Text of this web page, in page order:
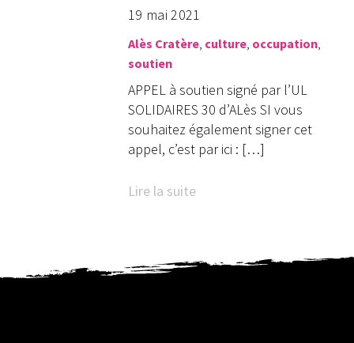
19 mai 2021
Alès Cratère, culture, occupation,
soutien
APPEL à soutien signé par l’UL
SOLIDAIRES 30 d’ALès SI vous
souhaitez également signer cet
appel, c’est par ici : […]
Lire la suite